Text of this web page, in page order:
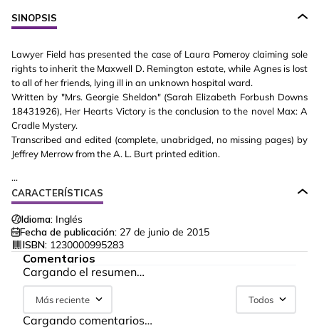
SINOPSIS
Lawyer Field has presented the case of Laura Pomeroy claiming sole
rights to inherit the Maxwell D. Remington estate, while Agnes is lost
to all of her friends, lying ill in an unknown hospital ward.
Written by "Mrs. Georgie Sheldon" (Sarah Elizabeth Forbush Downs
18431926), Her Hearts Victory is the conclusion to the novel Max: A
Cradle Mystery.
Transcribed and edited (complete, unabridged, no missing pages) by
Jeffrey Merrow from the A. L. Burt printed edition.
...
CARACTERÍSTICAS
Idioma: Inglés
Fecha de publicación: 27 de junio de 2015
ISBN: 1230000995283
Comentarios
Cargando el resumen…
Más reciente Todos
Cargando comentarios…